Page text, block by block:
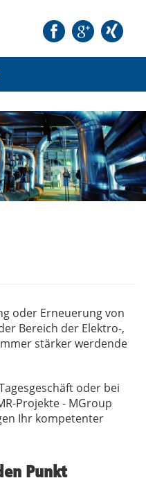
oder Erneuerung von
Bereich der Elektro-,
stärker werdende
oder bei
Projekte - MGroup
Ihr kompetenter
Punkt